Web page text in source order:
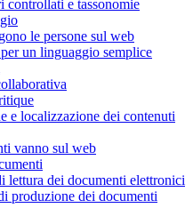
controllati e tassonomie
le persone sul web
un linguaggio semplice
e localizzazione dei contenuti
vanno sul web
lettura dei documenti elettronici
produzione dei documenti